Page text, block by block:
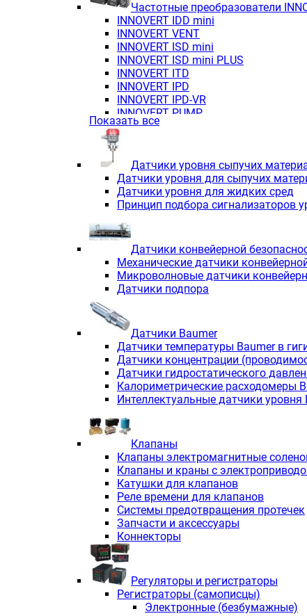
Частотные преобразователи
INNOVERT IDD mini
INNOVERT VENT
INNOVERT ISD mini
INNOVERT ISD mini PLUS
INNOVERT ITD
INNOVERT IРD
INNOVERT IРD-VR
INNOVERT PUMP
Показать все
Датчики уровня сыпучих
Датчики уровня для сыпучих
Датчики уровня для жидких сред
Принцип подбора сигнализаторов
Датчики конвейерной
Механические датчики
Микроволновые датчики
Датчики подпора
Датчики Baumer
Датчики температуры Baumer в
Датчики концентрации
Датчики гидростатического
Калориметрические расходомеры
Интеллектуальные датчики уровня
Клапаны
Клапаны электромагнитные
Клапаны и краны с
Катушки для клапанов
Реле времени для клапанов
Системы предотвращения протечек
Запчасти и аксессуары
Коннекторы
Регуляторы и регистраторы
Регистраторы (самописцы)
Электронные (безбумажные)